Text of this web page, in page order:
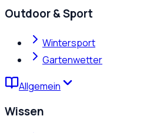
Outdoor & Sport
Wintersport
Gartenwetter
Allgemein
Wissen